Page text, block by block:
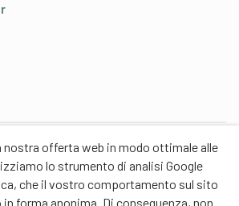
nostra offerta web in modo ottimale alle
lo strumento di analisi Google
che il vostro comportamento sul sito
forma anonima. Di conseguenza, non